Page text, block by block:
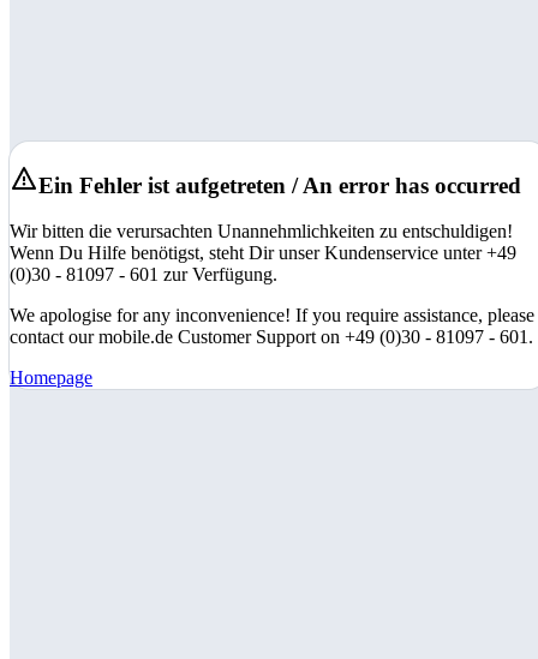
Ein Fehler ist aufgetreten / An error has occurred
Wir bitten die verursachten Unannehmlichkeiten zu entschuldigen!
Wenn Du Hilfe benötigst, steht Dir unser Kundenservice unter +49
(0)30 - 81097 - 601 zur Verfügung.
We apologise for any inconvenience! If you require assistance, please
contact our mobile.de Customer Support on +49 (0)30 - 81097 - 601.
Homepage